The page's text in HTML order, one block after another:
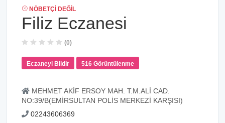
NÖBETÇI DEĞIL
Filiz Eczanesi
(0)
Eczaneyi Bildir 516 Görüntülenme
MEHMET AKİF ERSOY MAH. T.M.ALİ CAD.
NO:39/B(EMİRSULTAN POLİS MERKEZİ KARŞISI)
02243606369